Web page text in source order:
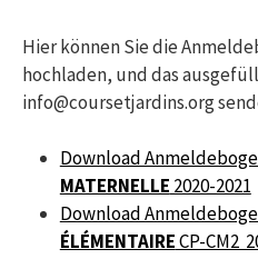
Hier können Sie die
hochladen, und das
info@coursetjardins.org
Download
MATERNELLE 2020-2021
Download
ÉLÉMENTAIRECP-CM2